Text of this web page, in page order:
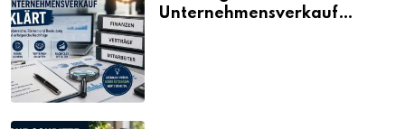
Unternehmensverkauf